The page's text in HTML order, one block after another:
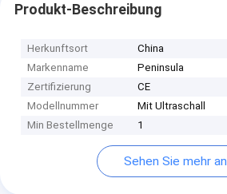
Produkt-Beschreibung
Herkunftsort
China
Markenname
Peninsula
Zertifizierung
CE
Modellnummer
Mit Ultraschall
Min Bestellmenge
1
Sehen Sie mehr an